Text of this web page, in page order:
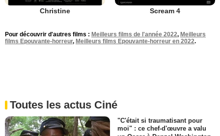
Christine Scream 4
Pour découvrir d'autres films : Meilleurs films de l'année 2022, Meilleurs
films Epouvante-horreur, Meilleurs films Epouvante-horreur en 2022.
Toutes les actus Ciné
"C'était si traumatisant pour
moi" : ce chef-d'œuvre a valu